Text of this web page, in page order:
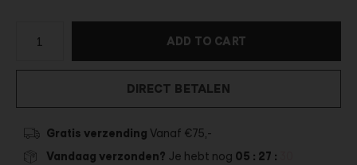
ADD TO CART
DIRECT BETALEN
Gratis verzending Vanaf €75,-
Vandaag verzonden? Je hebt nog 05 : 27 :